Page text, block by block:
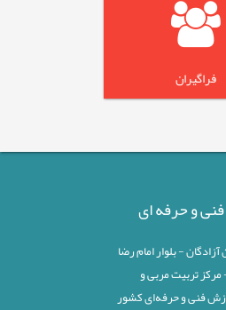
فراگیران
و حرفه ای
- بلوار امام رضا
تربیت مربی و
فنی و حرفه‌ای کشور